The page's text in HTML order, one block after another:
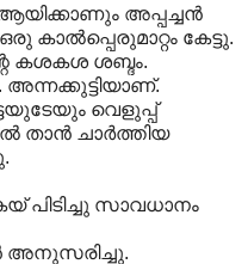
അപ്പച്ചൻ
കേട്ടു.
കശകശ ശബ്ദം.
അന്നക്കുട്ടിയാണ്.
വെളുപ്പ്
താൻ ചാർത്തിയ
പിടിച്ചു സാവധാനം
അനുസരിച്ചു.